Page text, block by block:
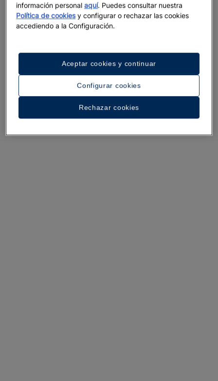
Ver 33 fotos y vídeos
información personalaquí. Puedes consultar nuestra
Política de cookiesy configurar o rechazar las cookies
accediendo a la Configuración.
Configurar cookies
Rechazar cookies
Aceptar cookies y continuar